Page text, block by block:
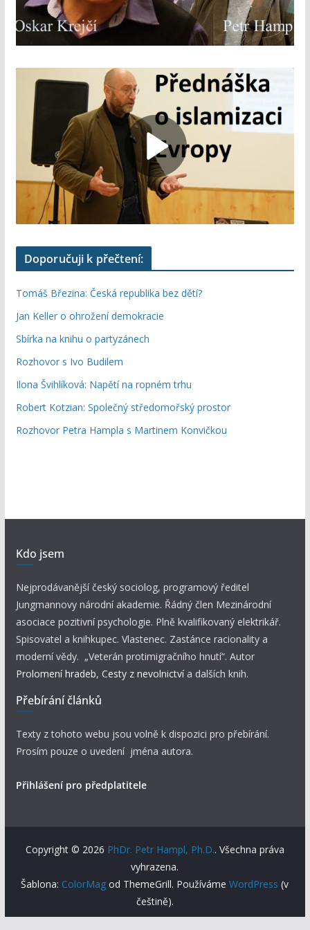
Doporučuji k přečtení:
Tomáš Březina: Česká republika bez dětí?
Jan Keller o ohrožení demokracie
Sbírka na knihu o partyzánech
Rozhovor s Ivo Budilem
Ilona Švihlíková: Napětí na ropném trhu
Robert Kotzian: Společný středomořský prostor
Rozhovor Petra Hampla s Martinem Konvičkou
Kdo jsem
Nejprodávanější český sociolog, programový ředitel
Jungmannovy národní akademie. Řádný člen Mezinárodní
asociace pozitivní psychologie. Plně kvalifikovaný elektrikář.
Spisovatel a knihkupec. Vlastenec. Zastánce racionality a
moderní vědy. „Veterán protimigračního hnutí“. Autor
Prolomení hradeb, Cesty z nevolnictví a dalších knih.
Přebírání článků
Texty z tohoto webu jsou volně k dispozici pro přebírání.
Prosím pouze o uvedení jména autora.
Přihlášení pro předplatitele
Copyright © 2026 PhDr. Petr Hampl, Ph.D.. Všechna práva
vyhrazena.
Šablona: ColorMag od ThemeGrill. PoužívámeWordPress (v
češtině).